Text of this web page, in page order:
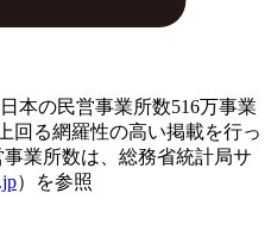
本の民営事業所数516万事業
回る網羅性の高い掲載を行っ
業所数は、総務省統計局サ
）を参照